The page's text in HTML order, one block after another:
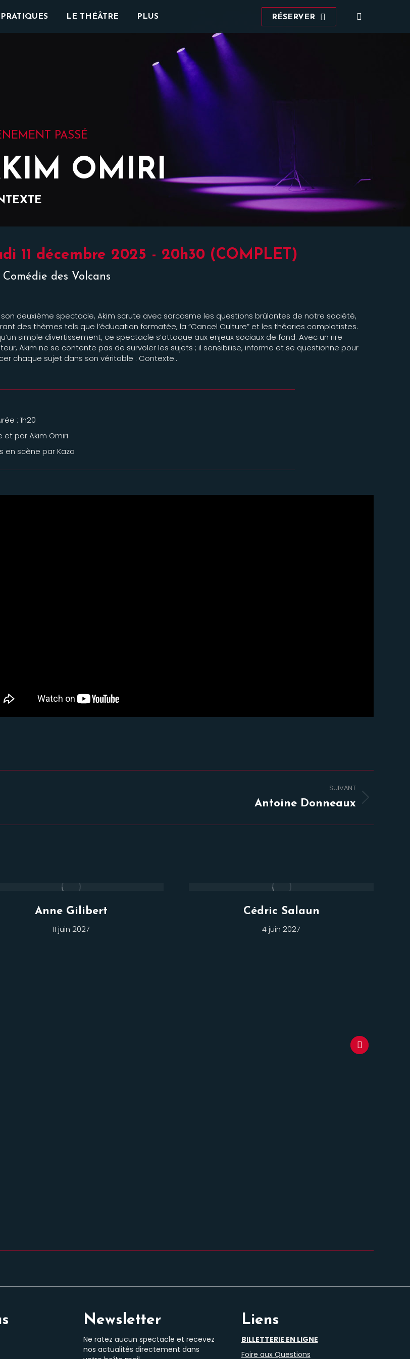
LE THÉÂTRE PLUS RÉSERVER
Recherche
PASSÉ
OMIRI
11 décembre 2025 - 20h30 (COMPLET)
des Volcans
deuxième spectacle, Akim scrute avec sarcasme les questions brûlantes de notre société,
des thèmes tels que l’éducation formatée, la “Cancel Culture” et les théories complotistes.
simple divertissement, ce spectacle s’attaque aux enjeux sociaux de fond. Avec un rire
Akim ne se contente pas de survoler les sujets ; il sensibilise, informe et se questionne pour
chaque sujet dans son véritable : Contexte..
: 1h20
et par Akim Omiri
en scène par Kaza
SUIVANT
Antoine Donneaux
Anne Gilibert
11 juin 2027
Cédric Salaun
4 juin 2027
Newsletter
Ne ratez aucun spectacle et recevez
nos actualités directement dans
Liens
BILLETTERIE EN LIGNE
Foire aux Questions